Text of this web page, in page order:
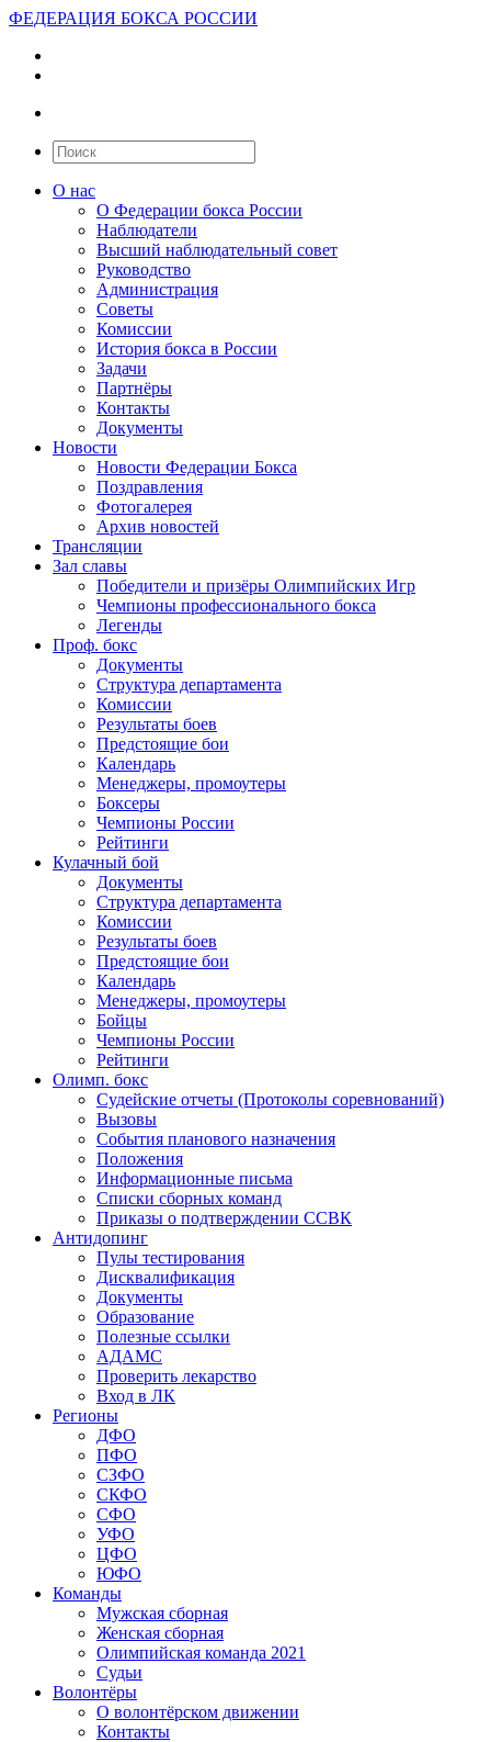
ФЕДЕРАЦИЯ БОКСА РОССИИ
О нас
О Федерации бокса России
Наблюдатели
Высший наблюдательный совет
Руководство
Администрация
Советы
Комиссии
История бокса в России
Задачи
Партнёры
Контакты
Документы
Новости
Новости Федерации Бокса
Поздравления
Фотогалерея
Архив новостей
Трансляции
Зал славы
Победители и призёры Олимпийских Игр
Чемпионы профессионального бокса
Легенды
Проф. бокс
Документы
Структура департамента
Комиссии
Результаты боев
Предстоящие бои
Календарь
Менеджеры, промоутеры
Боксеры
Чемпионы России
Рейтинги
Кулачный бой
Документы
Структура департамента
Комиссии
Результаты боев
Предстоящие бои
Календарь
Менеджеры, промоутеры
Бойцы
Чемпионы России
Рейтинги
Олимп. бокс
Судейские отчеты (Протоколы соревнований)
Вызовы
События планового назначения
Положения
Информационные письма
Списки сборных команд
Приказы о подтверждении ССВК
Антидопинг
Пулы тестирования
Дисквалификация
Документы
Образование
Полезные ссылки
АДАМС
Проверить лекарство
Вход в ЛК
Регионы
ДФО
ПФО
СЗФО
СКФО
СФО
УФО
ЦФО
ЮФО
Команды
Мужская сборная
Женская сборная
Олимпийская команда 2021
Судьи
Волонтёры
О волонтёрском движении
Контакты